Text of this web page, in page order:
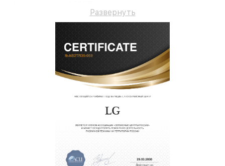
Развернуть